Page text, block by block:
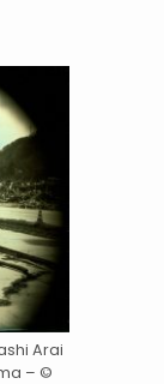
Arai
– ©